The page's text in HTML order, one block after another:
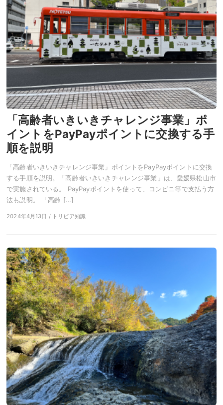
「高齢者いきいきチャレンジ事業」ポ
イントをPayPayポイントに交換する手
順を説明
「高齢者いきいきチャレンジ事業」ポイントをPayPayポイントに交換
する手順を説明。「高齢者いきいきチャレンジ事業」は、愛媛県松山市
で実施されている。 PayPayポイントを使って、コンビニ等で支払う方
法も説明。 「高齢 […]
2024年4月13日 / トリビア知識